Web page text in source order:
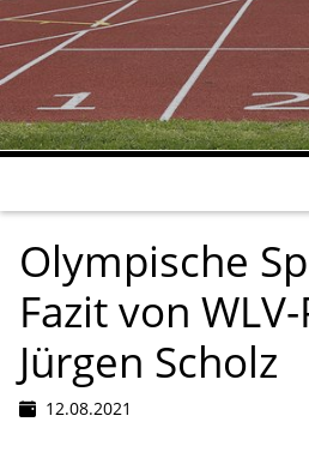
Olympische
Fazit von
Jürgen Scholz
12.08.2021